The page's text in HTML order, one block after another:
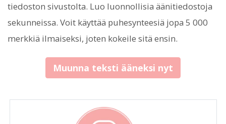
tiedoston sivustolta. Luo luonnollisia äänitiedostoja
sekunneissa. Voit käyttää puhesynteesiä jopa 5 000
merkkiä ilmaiseksi, joten kokeile sitä ensin.
Muunna teksti ääneksi nyt